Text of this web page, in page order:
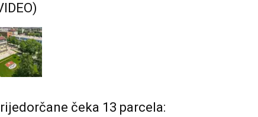
čeka 13 parcela: